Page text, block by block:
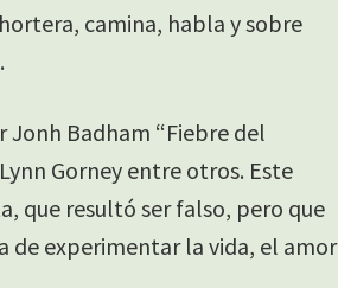
camina, habla y sobre
Jonh Badham “Fiebre del
Gorney entre otros. Este
que resultó ser falso, pero que
de experimentar la vida, el amor